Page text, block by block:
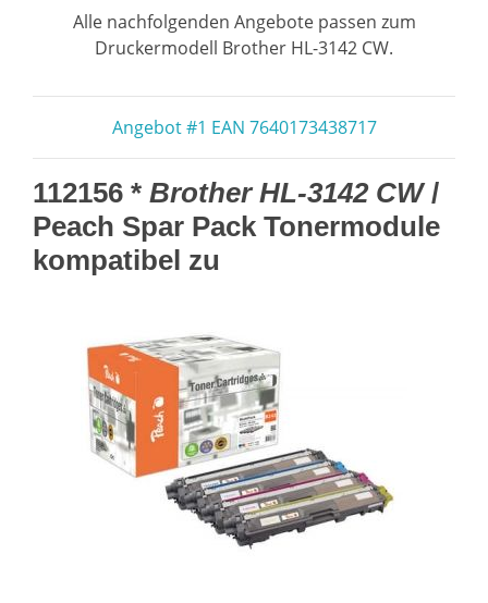
Alle nachfolgenden Angebote passen zum
Druckermodell Brother HL-3142 CW.
Angebot #1 EAN 7640173438717
112156 * Brother HL-3142 CW/
Peach Spar Pack Tonermodule
kompatibel zu